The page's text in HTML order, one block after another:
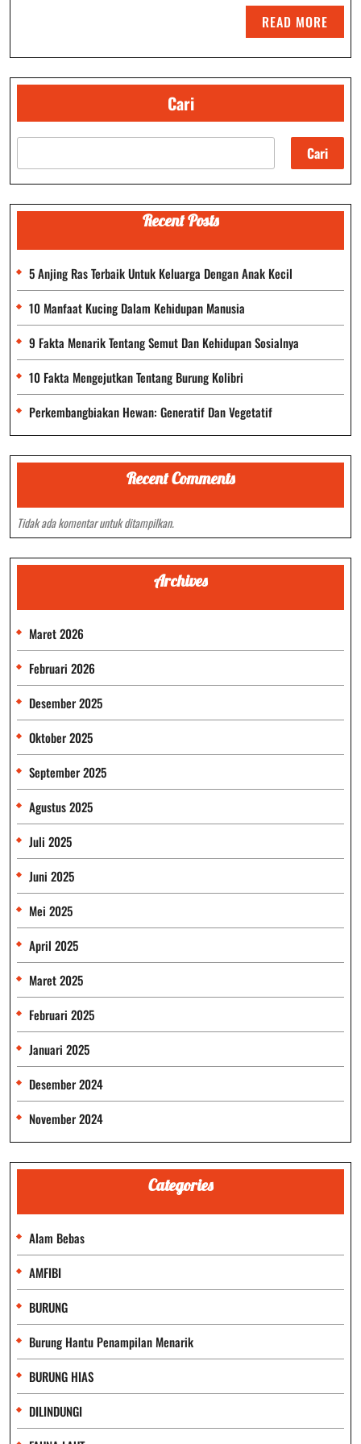
Yang
Terancam
Punah
READ MORE
MORE
Cari
Cari
Recent Posts
5 Anjing Ras Terbaik Untuk Keluarga Dengan Anak Kecil
10 Manfaat Kucing Dalam Kehidupan Manusia
9 Fakta Menarik Tentang Semut Dan Kehidupan Sosialnya
10 Fakta Mengejutkan Tentang Burung Kolibri
Perkembangbiakan Hewan: Generatif Dan Vegetatif
Recent Comments
Tidak ada komentar untuk ditampilkan.
Archives
Maret 2026
Februari 2026
Desember 2025
Oktober 2025
September 2025
Agustus 2025
Juli 2025
Juni 2025
Mei 2025
April 2025
Maret 2025
Februari 2025
Januari 2025
Desember 2024
November 2024
Categories
Alam Bebas
AMFIBI
BURUNG
Burung Hantu Penampilan Menarik
BURUNG HIAS
DILINDUNGI